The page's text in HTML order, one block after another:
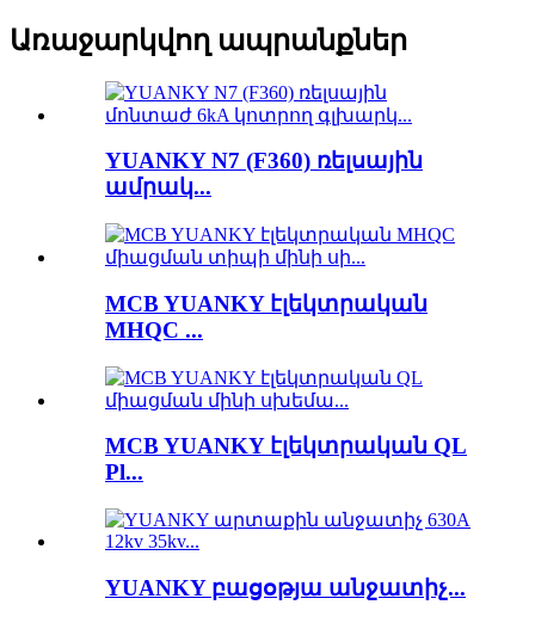
Առաջարկվող ապրանքներ
YUANKY N7 (F360) ռելսային
ամրակ...
MCB YUANKY էլեկտրական
MHQC ...
MCB YUANKY էլեկտրական QL
Pl...
YUANKY բացօթյա անջատիչ...